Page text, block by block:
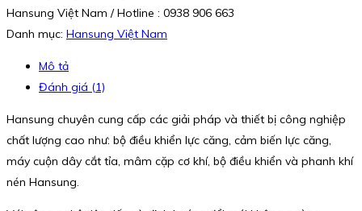
Hansung Việt Nam / Hotline : 0938 906 663
Danh mục: Hansung Việt Nam
Mô tả
Đánh giá (1)
Hansung chuyên cung cấp các giải pháp và thiết bị công nghiệp
chất lượng cao như: bộ điều khiển lực căng, cảm biến lực căng,
máy cuộn dây cắt tỉa, mâm cặp cơ khí, bộ điều khiển và phanh khí
nén Hansung.